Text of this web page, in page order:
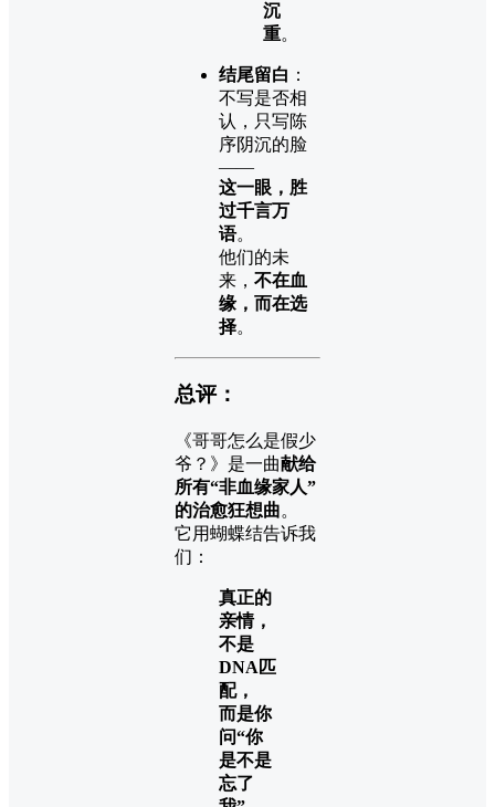
沉
重。
结尾留白 ：
不写是否相
认，只写陈
序阴沉的脸
——
这一眼，胜
过千言万
语。
他们的未
来， 不在血
缘，而在选
择。
总评：
《哥哥怎么是假少
爷？》是一曲献给
所有“非血缘家人”
的治愈狂想曲。
它用蝴蝶结告诉我
们：
真正的
亲情，
不是
DNA匹
配，
而是你
问“你
是不是
忘了